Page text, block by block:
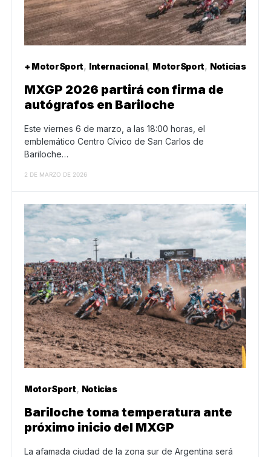
+ MotorSport Internacional MotorSport Noticias
MXGP 2026 partirá con firma de
autógrafos en Bariloche
Este viernes 6 de marzo, a las 18:00 horas, el
emblemático Centro Cívico de San Carlos de
Bariloche…
2 DE MARZO DE 2026
MotorSport Noticias
Bariloche toma temperatura ante
próximo inicio del MXGP
La afamada ciudad de la zona sur de Argentina será